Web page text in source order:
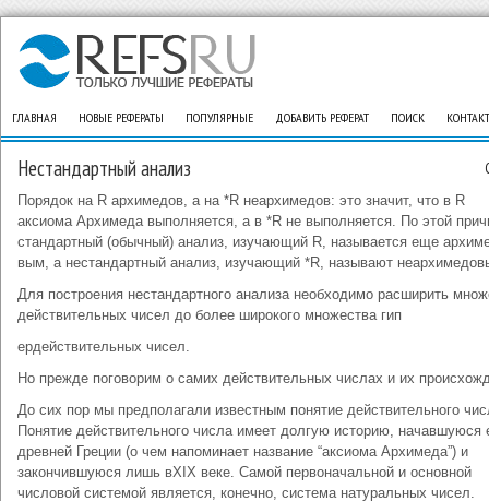
ГЛАВНАЯ НОВЫЕ РЕФЕРАТЫ ПОПУЛЯРНЫЕ ДОБАВИТЬ РЕФЕРАТ ПОИСК
Нестандартный анализ
Порядок на R архимедов, а на *R неархимедов: это значит, что в R
аксиома Архимеда выполняется, а в *R не выполняется. По этой
стандартный (обыч­ный) анализ, изучающий R, называется еще
вым, а нестандартный анализ, изучающий *R, называ­ют
Для построения нестандартного анализа необхо­димо расширить
действительных чисел до бо­лее широкого множества гип
ердействительных чисел.
Но прежде поговорим о самих действительных числах и их
До сих пор мы предполагали известным по­нятие действительного
Понятие действительного числа имеет долгую историю, начавшуюся
древней Греции (о чем на­поминает название “аксиома Архимеда”) и
закончившу­юся лишь вXIX веке. Самой первоначальной и основной
числовой системой является, конечно, система натуральных чисел.